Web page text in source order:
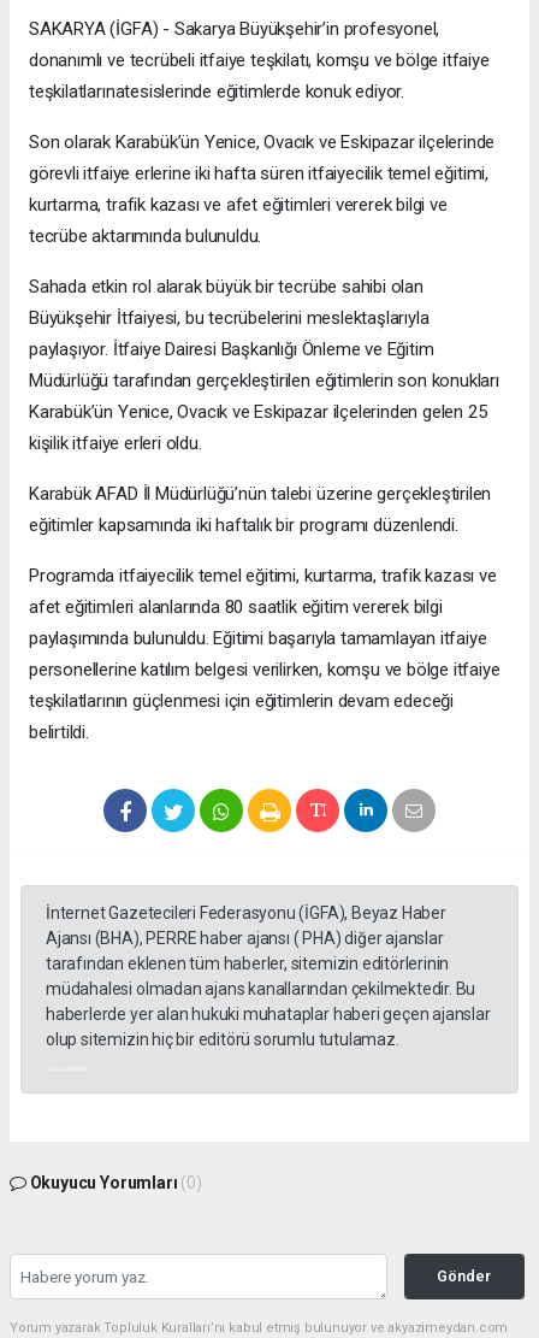
SAKARYA (İGFA) - Sakarya Büyükşehir’in profesyonel,
donanımlı ve tecrübeli itfaiye teşkilatı, komşu ve bölge itfaiye
teşkilatlarınatesislerinde eğitimlerde konuk ediyor.
Son olarak Karabük’ün Yenice, Ovacık ve Eskipazar ilçelerinde
görevli itfaiye erlerine iki hafta süren itfaiyecilik temel eğitimi,
kurtarma, trafik kazası ve afet eğitimleri vererek bilgi ve
tecrübe aktarımında bulunuldu.
Sahada etkin rol alarak büyük bir tecrübe sahibi olan
Büyükşehir İtfaiyesi, bu tecrübelerini meslektaşlarıyla
paylaşıyor. İtfaiye Dairesi Başkanlığı Önleme ve Eğitim
Müdürlüğü tarafından gerçekleştirilen eğitimlerin son konukları
Karabük’ün Yenice, Ovacık ve Eskipazar ilçelerinden gelen 25
kişilik itfaiye erleri oldu.
Karabük AFAD İl Müdürlüğü’nün talebi üzerine gerçekleştirilen
eğitimler kapsamında iki haftalık bir programı düzenlendi.
Programda itfaiyecilik temel eğitimi, kurtarma, trafik kazası ve
afet eğitimleri alanlarında 80 saatlik eğitim vererek bilgi
paylaşımında bulunuldu. Eğitimi başarıyla tamamlayan itfaiye
personellerine katılım belgesi verilirken, komşu ve bölge itfaiye
teşkilatlarının güçlenmesi için eğitimlerin devam edeceği
belirtildi.
İnternet Gazetecileri Federasyonu (İGFA), Beyaz Haber
Ajansı (BHA), PERRE haber ajansı ( PHA) diğer ajanslar
tarafından eklenen tüm haberler, sitemizin editörlerinin
müdahalesi olmadan ajans kanallarından çekilmektedir. Bu
haberlerde yer alan hukuki muhataplar haberi geçen ajanslar
olup sitemizin hiç bir editörü sorumlu tutulamaz.
Okuyucu Yorumları (0)
Gönder
Yorum yazarak Topluluk Kuralları’nı kabul etmiş bulunuyor ve akyazimeydan.com